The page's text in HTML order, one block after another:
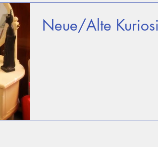
Neue/Alte